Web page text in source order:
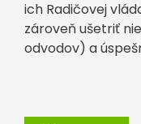
ich Radičovej
zároveň ušetriť
odvodov) a